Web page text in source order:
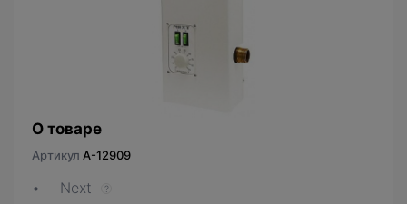
О товаре
Артикул A-12909
Next ?